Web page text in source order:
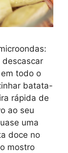
descascar
todo o
batata-
rápida de
ao seu
uma
doce no
mostro